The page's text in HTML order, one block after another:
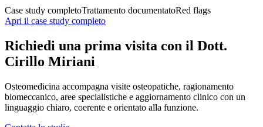
Case study completoTrattamento documentatoRed flags
Apri il case study completo
Richiedi una prima visita con il Dott.
Cirillo Miriani
Osteomedicina accompagna visite osteopatiche, ragionamento
biomeccanico, aree specialistiche e aggiornamento clinico con un
linguaggio chiaro, coerente e orientato alla funzione.